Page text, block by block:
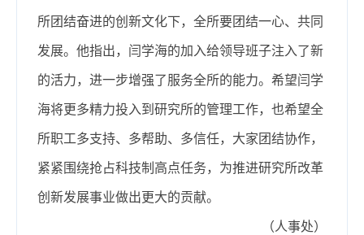
所团结奋进的创新文化下，全所要团结一心、共同
发展。他指出，闫学海的加入给领导班子注入了新
的活力，进一步增强了服务全所的能力。希望闫学
海将更多精力投入到研究所的管理工作，也希望全
所职工多支持、多帮助、多信任，大家团结协作，
紧紧围绕抢占科技制高点任务，为推进研究所改革
创新发展事业做出更大的贡献。
（人事处）